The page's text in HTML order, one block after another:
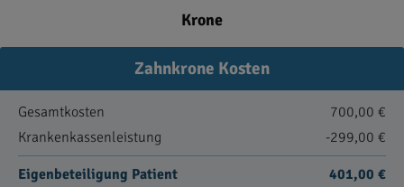
Krone
Zahnkrone Kosten
Gesamtkosten
700,00 €
Krankenkassenleistung
-299,00 €
Eigenbeteiligung Patient 401,00 €